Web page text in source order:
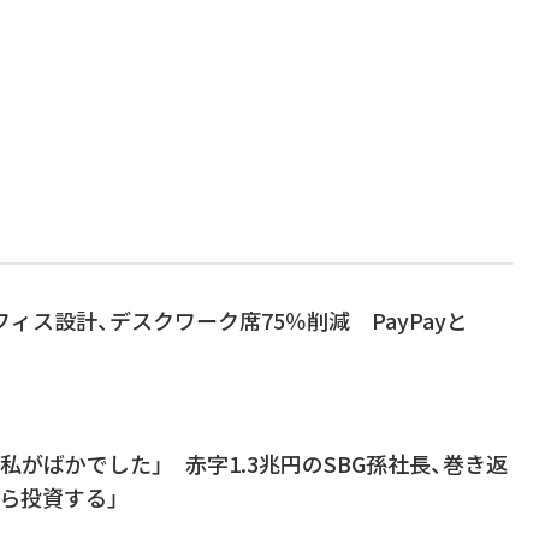
ィス設計、デスクワーク席75％削減 PayPayと
がばかでした」 赤字1.3兆円のSBG孫社長、巻き返
投資する」